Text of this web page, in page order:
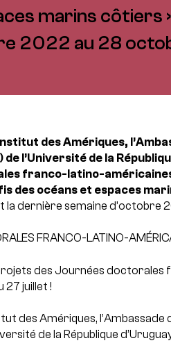
marins côtiers
2022 au 28
des Amériques,
de l’Université de la
franco-latino-
des océans et espaces
la dernière semaine d’octobre
FRANCO-LATINO-
des Journées
27 juillet !
des Amériques,
de la République